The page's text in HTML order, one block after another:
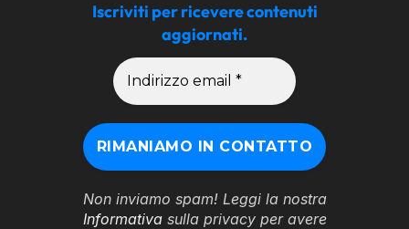
Iscriviti per ricevere contenuti
aggiornati.
Non inviamo spam! Leggi la nostra
Informativasulla privacy per avere